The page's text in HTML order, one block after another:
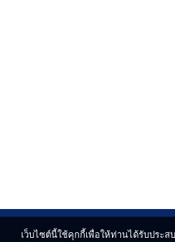
เว็บไซต์นี้ใช้คุกกี้เพื่อให้ท่านได้รับประ